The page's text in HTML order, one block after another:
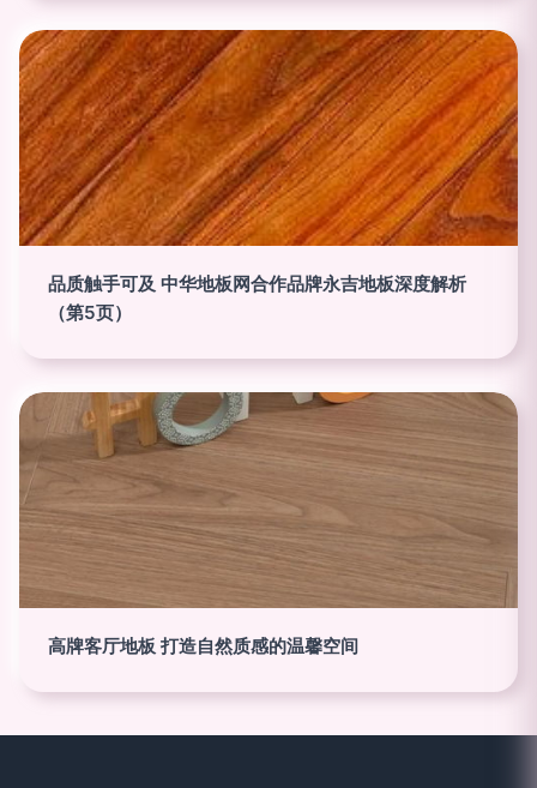
品质触手可及 中华地板网合作品牌永吉地板深度解析
（第5页）
高牌客厅地板 打造自然质感的温馨空间